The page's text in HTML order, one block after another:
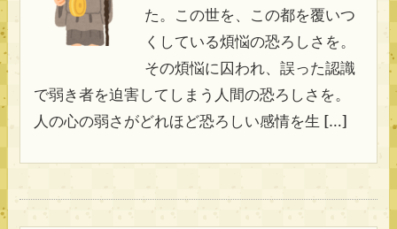
た。この世を、この都を覆いつ
くしている煩悩の恐ろしさを。
その煩悩に囚われ、誤った認識
で弱き者を迫害してしまう人間の恐ろしさを。
人の心の弱さがどれほど恐ろしい感情を生 […]